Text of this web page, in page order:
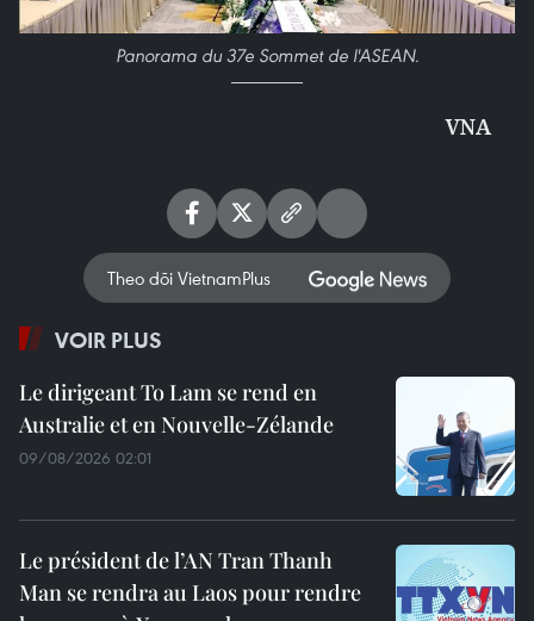
Panorama du 37e Sommet de l'ASEAN.
VNA
Theo dõi VietnamPlus
VOIR PLUS
Le dirigeant To Lam se rend en
Australie et en Nouvelle-Zélande
09/08/2026 02:01
Le président de l’AN Tran Thanh
Man se rendra au Laos pour rendre